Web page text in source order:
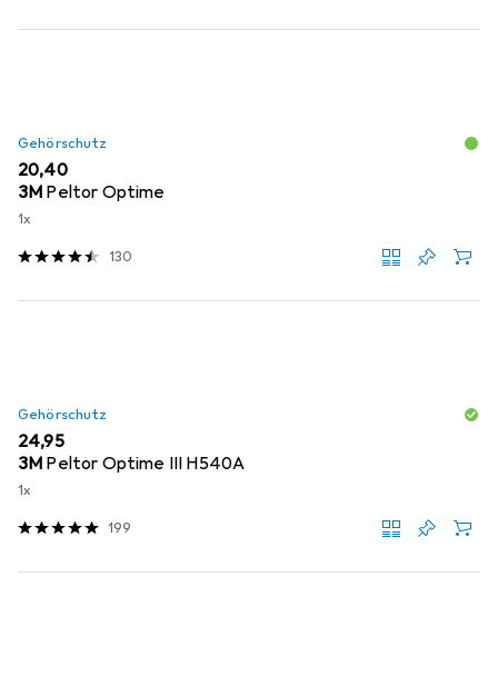
Gehörschutz
EUR
20,40
3M Peltor Optime
1x
130
Gehörschutz
EUR
24,95
3M Peltor Optime III H540A
1x
199